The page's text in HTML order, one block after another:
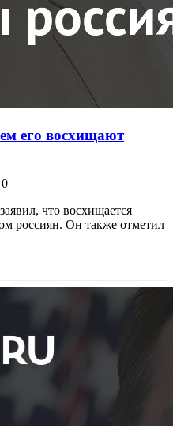
его восхищают
0
что восхищается
россиян. Он также отметил